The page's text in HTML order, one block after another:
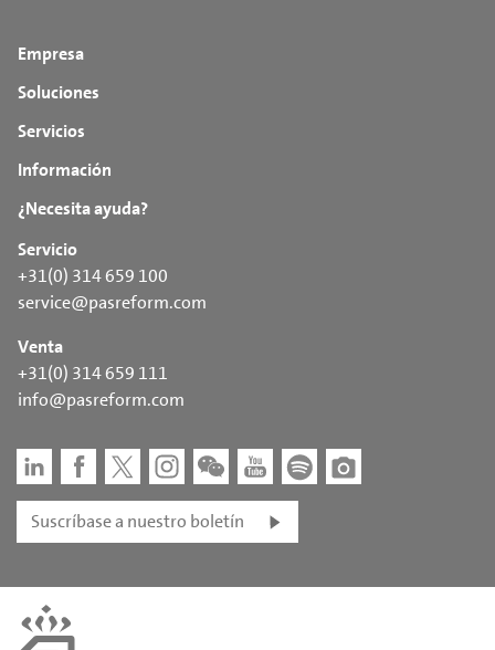
Empresa
Soluciones
Servicios
Información
¿Necesita ayuda?
Servicio
+31(0) 314 659 100
service@pasreform.com
Venta
+31(0) 314 659 111
info@pasreform.com
Suscríbase a nuestro boletín